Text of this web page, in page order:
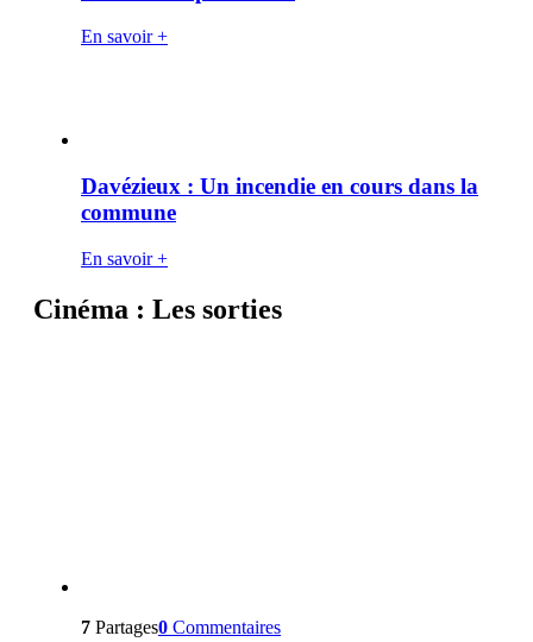
En savoir +
Davézieux : Un incendie en cours dans la
commune
En savoir +
Cinéma : Les sorties
7 Partages0 Commentaires